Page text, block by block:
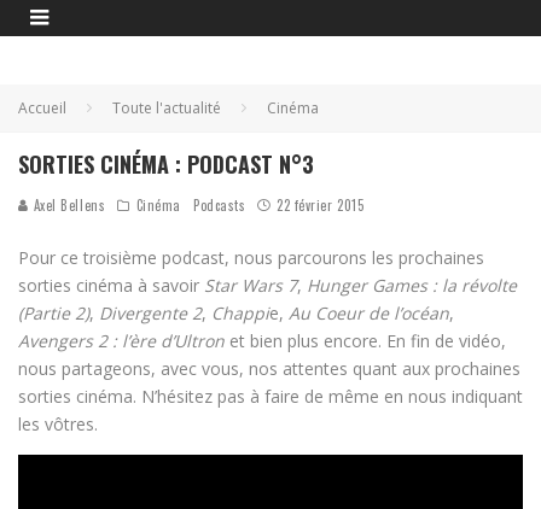
Accueil Toute l'actualité Cinéma
SORTIES CINÉMA : PODCAST N°3
Axel Bellens Cinéma Podcasts 22 février 2015
Pour ce troisième podcast, nous parcourons les prochaines
sorties cinéma à savoir Star Wars 7, Hunger Games : la révolte
(Partie 2), Divergente 2, Chappie, Au Coeur de l’océan,
Avengers 2 : l’ère d’Ultron et bien plus encore. En fin de vidéo,
nous partageons, avec vous, nos attentes quant aux prochaines
sorties cinéma. N’hésitez pas à faire de même en nous indiquant
les vôtres.